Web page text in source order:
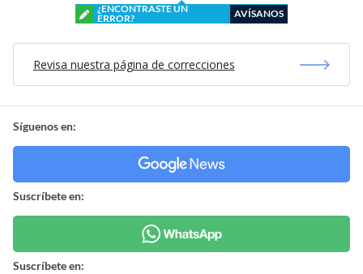
¿ENCONTRASTE UN
ERROR?
AVÍSANOS
Revisa nuestra página de correcciones
Síguenos en:
Suscríbete en:
Suscríbete en: